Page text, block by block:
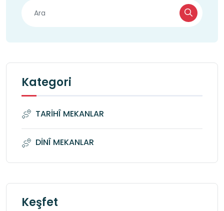
Kategori
TARİHÎ MEKANLAR
DİNÎ MEKANLAR
Keşfet